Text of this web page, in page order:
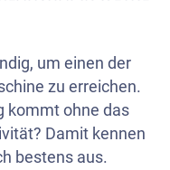
um einen der
zu erreichen.
kommt ohne das
Damit kennen
bestens aus.